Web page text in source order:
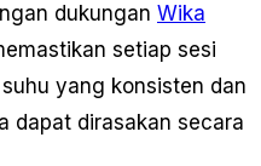
dukungan Wika
setiap sesi
yang konsisten dan
dapat dirasakan secara